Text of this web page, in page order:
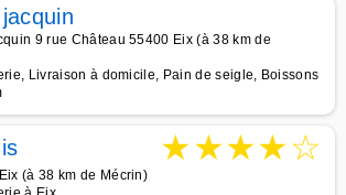
9 rue Château 55400 Eix (à 38 km de
Livraison à domicile, Pain de seigle, Boissons
★★★★☆
(à 38 km de Mécrin)